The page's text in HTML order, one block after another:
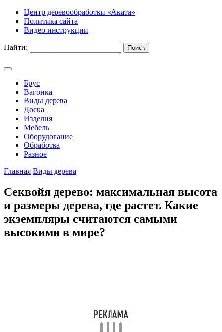
Центр деревообработки «Аката»
Политика сайта
Видео инструкции
Найти:
Брус
Вагонка
Виды дерева
Доска
Изделия
Мебель
Оборудование
Обработка
Разное
Главная Виды дерева
Секвойя дерево: максимальная высота
и размеры дерева, где растет. Какие
экземпляры считаются самыми
высокими в мире?